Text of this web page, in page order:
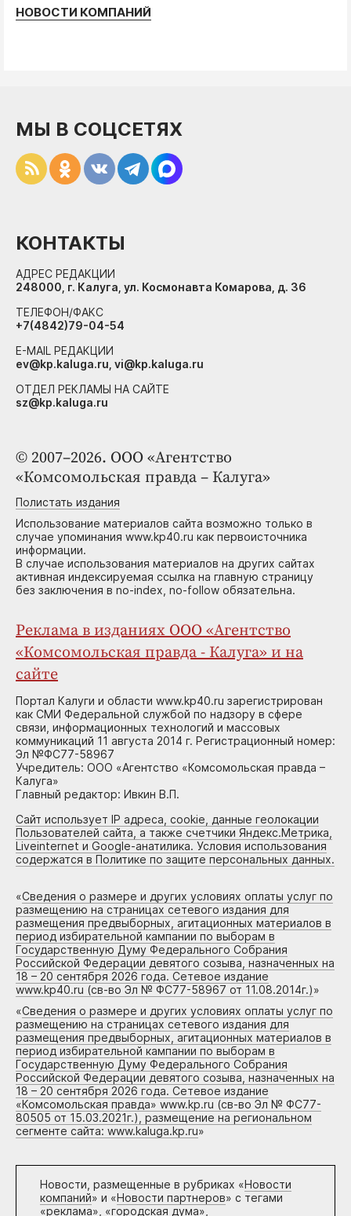
НОВОСТИ КОМПАНИЙ
© 2007–2026. ООО «Агентство
«Комсомольская правда – Калуга»
Полистать издания
Использование материалов сайта возможно только в
случае упоминания www.kp40.ru как первоисточника
информации.
В случае использования материалов на других сайтах
активная индексируемая ссылка на главную страницу
без заключения в no-index, no-follow обязательна.
Реклама в изданиях ООО «Агентство
«Комсомольская правда - Калуга» и на
сайте
Портал Калуги и области www.kp40.ru зарегистрирован
как СМИ Федеральной службой по надзору в сфере
связи, информационных технологий и массовых
коммуникаций 11 августа 2014 г. Регистрационный номер:
Эл №ФС77-58967
Учредитель: ООО «Агентство «Комсомольская правда –
Калуга»
Главный редактор: Ивкин В.П.
Сайт использует IP адреса, cookie, данные геолокации
Пользователей сайта, а также счетчики Яндекс.Метрика,
Liveinternet и Google-анатилика. Условия использования
содержатся в Политике по защите персональных данных.
«Сведения о размере и других условиях оплаты услуг по
размещению на страницах сетевого издания для
размещения предвыборных, агитационных материалов в
период избирательной кампании по выборам в
Государственную Думу Федерального Собрания
Российской Федерации девятого созыва, назначенных на
18 – 20 сентября 2026 года. Сетевое издание
www.kp40.ru (св-во Эл № ФС77-58967 от 11.08.2014г.)»
«Сведения о размере и других условиях оплаты услуг по
размещению на страницах сетевого издания для
размещения предвыборных, агитационных материалов в
период избирательной кампании по выборам в
Государственную Думу Федерального Собрания
Российской Федерации девятого созыва, назначенных на
18 – 20 сентября 2026 года. Сетевое издание
«Комсомольская правда» www.kp.ru (св-во Эл № ФС77-
80505 от 15.03.2021г.), размещение на региональном
сегменте сайта: www.kaluga.kp.ru»
Новости, размещенные в рубриках «Новости
компаний» и «Новости партнеров» с тегами
«реклама», «городская дума»,
МЫ В СОЦСЕТЯХ
КОНТАКТЫ
АДРЕС РЕДАКЦИИ
248000, г. Калуга, ул. Космонавта Комарова, д. 36
ТЕЛЕФОН/ФАКС
+7(4842)79-04-54
E-MAIL РЕДАКЦИИ
ev@kp.kaluga.ru, vi@kp.kaluga.ru
ОТДЕЛ РЕКЛАМЫ НА САЙТЕ
sz@kp.kaluga.ru